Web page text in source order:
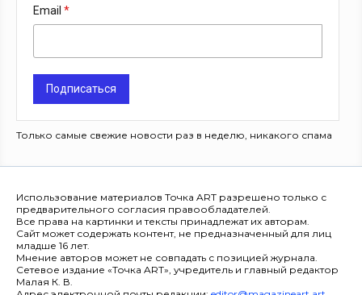
Email
Подписаться
Только самые свежие новости раз в неделю, никакого спама
Использование материалов Точка ART разрешено только с
предварительного согласия правообладателей.
Все права на картинки и тексты принадлежат их авторам.
Сайт может содержать контент, не предназначенный для лиц
младше 16 лет.
Мнение авторов может не совпадать с позицией журнала.
Сетевое издание «Точка ART», учредитель и главный редактор
Малая К. В.